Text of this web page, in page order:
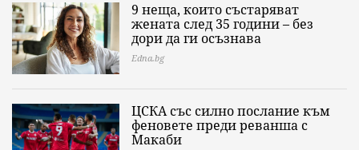
9 неща, които състаряват
жената след 35 години – без
дори да ги осъзнава
Edna.bg
ЦСКА със силно послание към
феновете преди реванша с
Макаби